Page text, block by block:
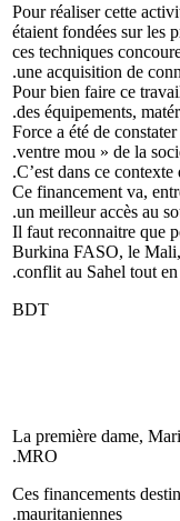
Pour réaliser cette
étaient fondées sur les
ces techniques
une acquisition de
Pour bien faire ce
des équipements,
Force a été de
ventre mou » de la
C’est dans ce
. (...). Ce financement
un meilleur accès au
Il faut reconnaitre que
Burkina FASO, le
conflit au Sahel tout
BDT
La première dame,
MRO.
Ces financements
mauritaniennes.